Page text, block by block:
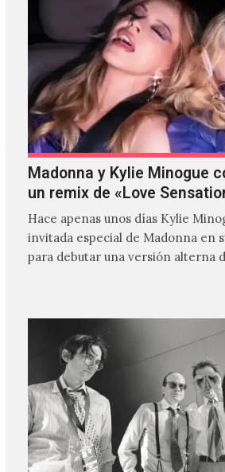
Madonna y Kylie Minogue
un remix de «Love
Hace apenas unos días Kylie
invitada especial de Madonna en
para debutar una versión alterna